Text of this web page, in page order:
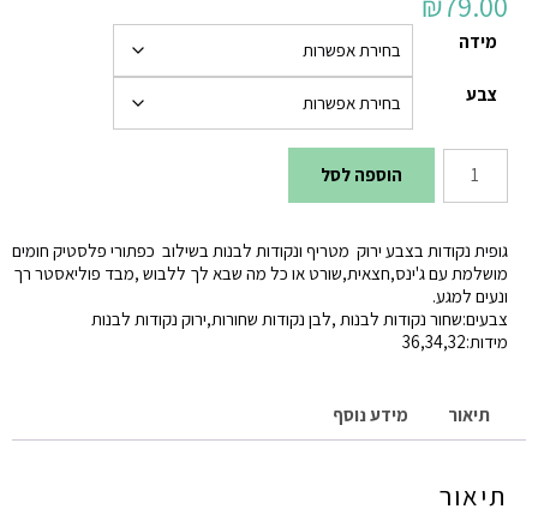
מידה
צבע
כמות
של
נקודות
הוספה לסל
גופית נקודות בצבע ירוק מטריף ונקודות לבנות בשילוב כפתורי פלסטיק חומים
מושלמת עם ג'ינס‚חצאית‚שורט או כל מה שבא לך ללבוש ‚מבד פוליאסטר רך
ונעים למגע.
צבעים:שחור נקודות לבנות ‚לבן נקודות שחורות‚ירוק נקודות לבנות
מידות:32‚34‚36
תיאור מידע נוסף
תיאור